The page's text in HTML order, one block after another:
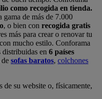
como recogida en tienda.
gama de más de 7.000
, o bien con recogida gratis
más para crear o renovar tu
mucho estilo. Conforama
distribuidas en 6 países
sofas baratos, colchones
de su website o, físicamente,